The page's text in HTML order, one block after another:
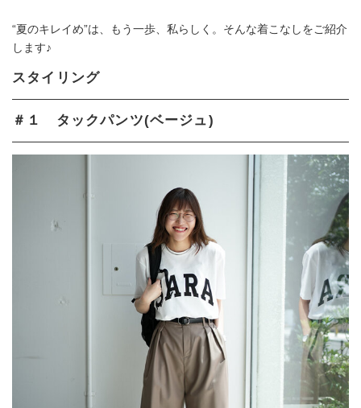
“夏のキレイめ”は、もう一歩、私らしく。そんな着こなしをご紹介
します♪
スタイリング
＃１ タックパンツ(ベージュ)